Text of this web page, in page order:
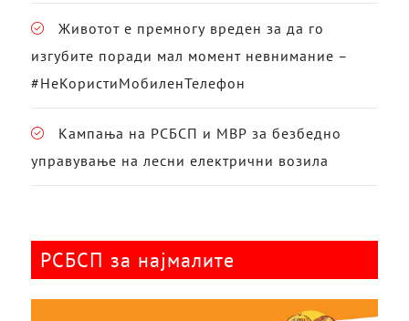
Животот е премногу вреден за да го
изгубите поради мал момент невнимание –
#НеКористиМобиленТелефон
Кампања на РСБСП и МВР за безбедно
управување на лесни електрични возила
РСБСП за најмалите